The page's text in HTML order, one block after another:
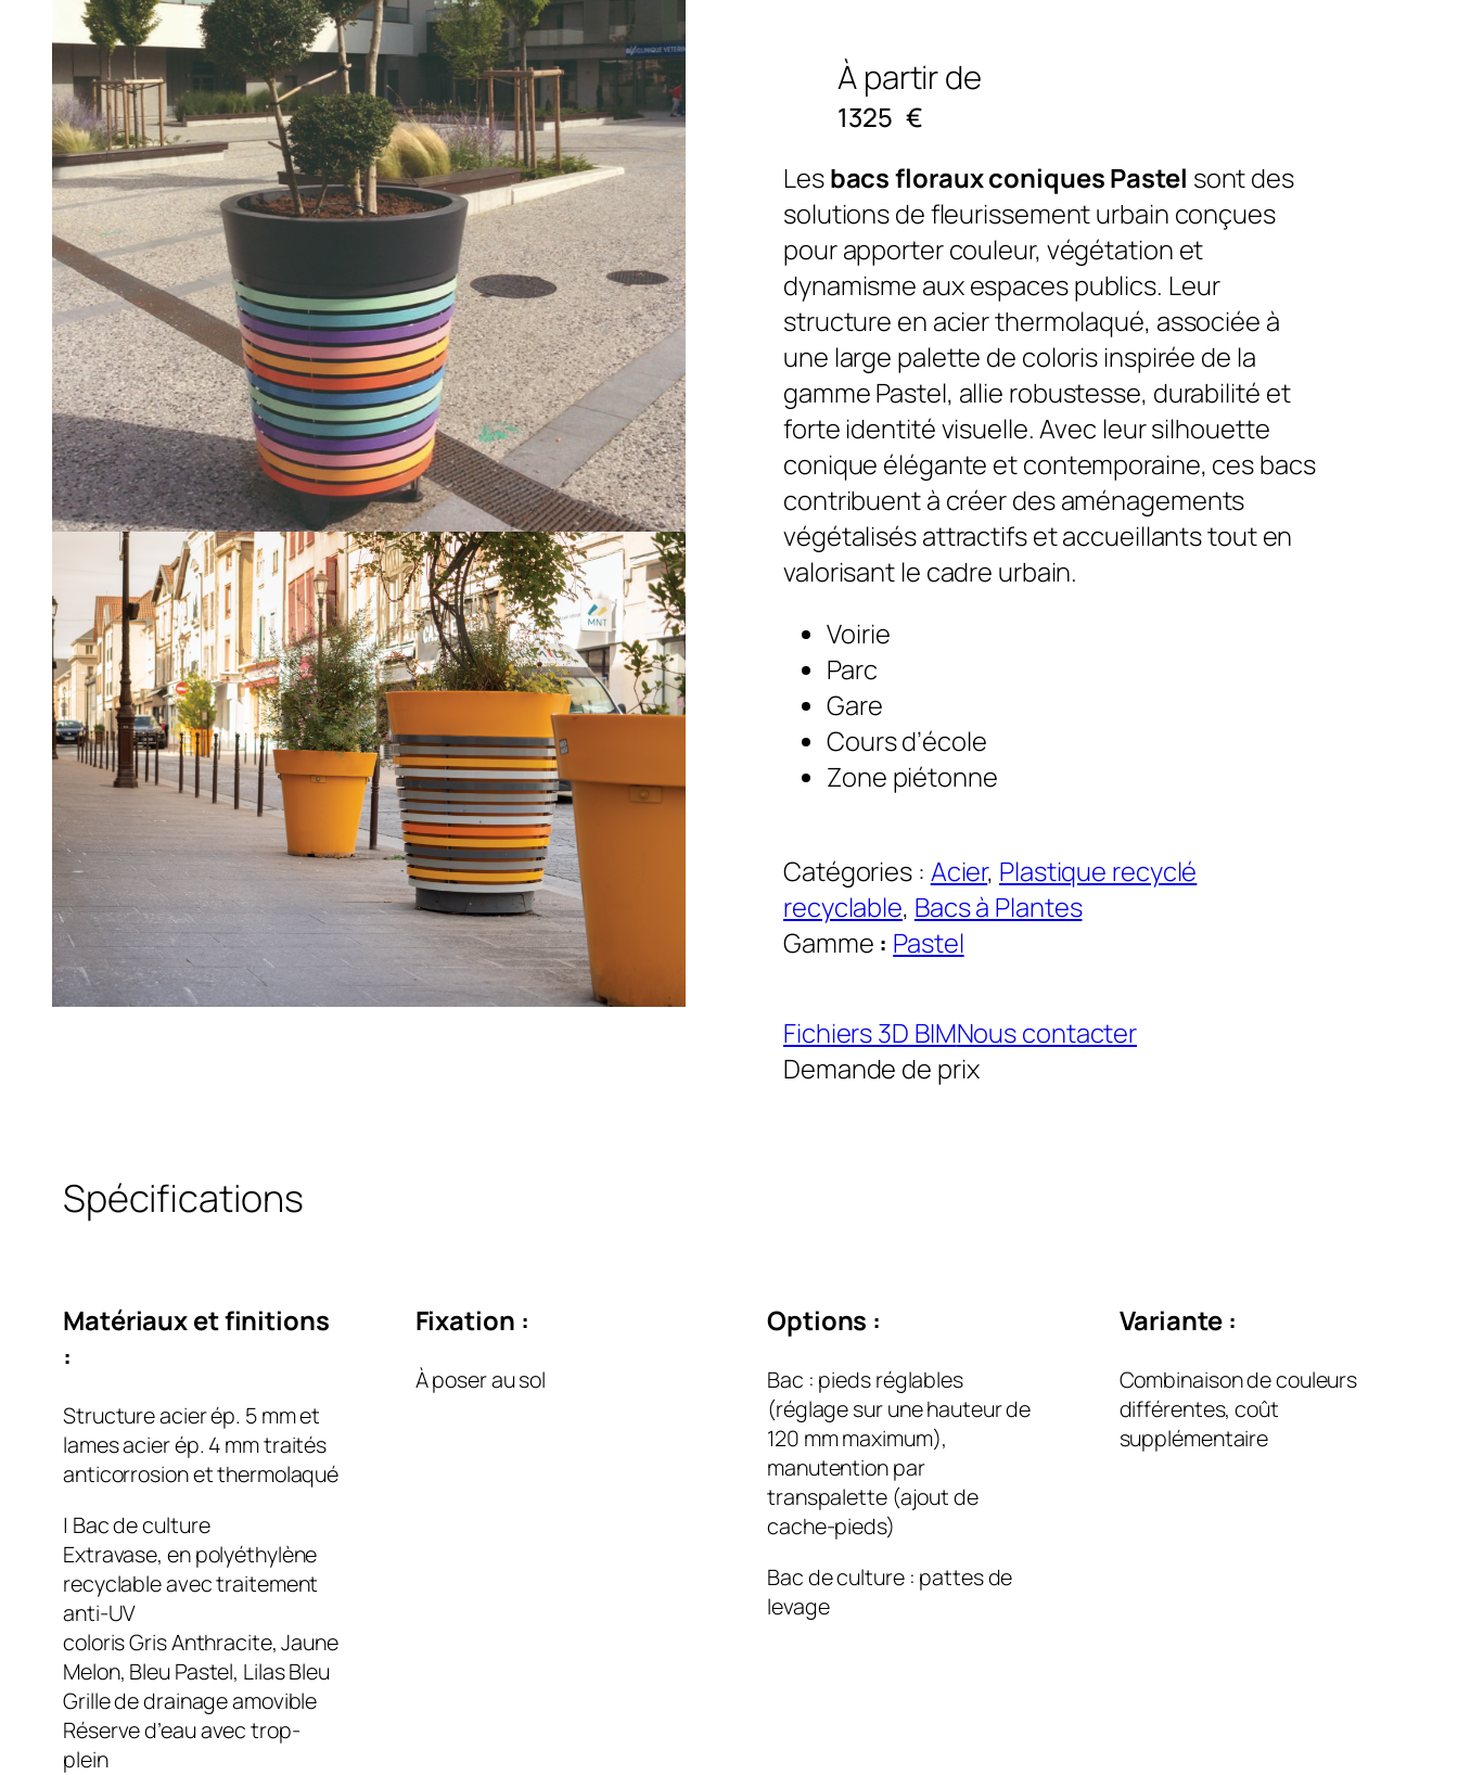
À partir de
1325 €
Lesbacs floraux coniques Pastel sont des
solutions de fleurissement urbain conçues
pour apporter couleur, végétation et
dynamisme aux espaces publics. Leur
structure en acier thermolaqué, associée à
une large palette de coloris inspirée de la
gamme Pastel, allie robustesse, durabilité et
forte identité visuelle. Avec leur silhouette
conique élégante et contemporaine, ces bacs
contribuent à créer des aménagements
végétalisés attractifs et accueillants tout en
valorisant le cadre urbain.
Voirie
Parc
Gare
Cours d’école
Zone piétonne
Catégories : Acier, Plastique recyclé
recyclable, Bacs à Plantes
Gamme : Pastel
Fichiers 3D BIMNous contacter
Demande de prix
Spécifications
Matériaux et finitions
:
Structure acier ép. 5 mm et
lames acier ép. 4 mm traités
anticorrosion et thermolaqué
| Bac de culture
Extravase, en polyéthylène
recyclable avec traitement
anti-UV
coloris Gris Anthracite, Jaune
Melon, Bleu Pastel, Lilas Bleu
Grille de drainage amovible
Réserve d’eau avec trop-
plein
Fixation :
À poser au sol
Options :
Bac : pieds réglables
(réglage sur une hauteur de
120 mm maximum),
manutention par
transpalette (ajout de
cache-pieds)
Bac de culture : pattes de
levage
Variante :
Combinaison de couleurs
différentes, coût
supplémentaire